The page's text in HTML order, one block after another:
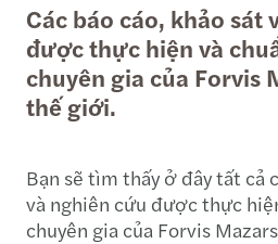
Các báo cáo, khảo sát
được thực hiện và
chuyên gia của Forvis
thế giới.
Bạn sẽ tìm thấy ở đây tất cả
và nghiên cứu được thực
chuyên gia của Forvis